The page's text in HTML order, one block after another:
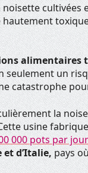
cultivées
hautement
alimentaires
seulement un
catastrophe
la
usine
000 pots par
et d’Italie,pays